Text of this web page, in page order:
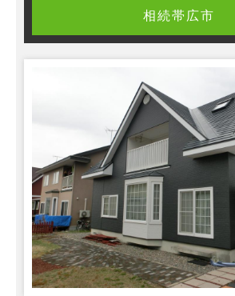
相続帯広市